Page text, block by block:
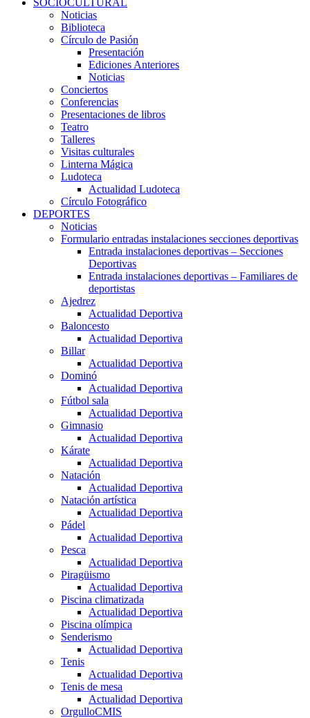
SOCIOCULTURAL
Noticias
Biblioteca
Círculo de Pasión
Presentación
Ediciones Anteriores
Noticias
Conciertos
Conferencias
Presentaciones de libros
Teatro
Talleres
Visitas culturales
Linterna Mágica
Ludoteca
Actualidad Ludoteca
Círculo Fotográfico
DEPORTES
Noticias
Formulario entradas instalaciones secciones deportivas
Entrada instalaciones deportivas – Secciones
Deportivas
Entrada instalaciones deportivas – Familiares de
deportistas
Ajedrez
Actualidad Deportiva
Baloncesto
Actualidad Deportiva
Billar
Actualidad Deportiva
Dominó
Actualidad Deportiva
Fútbol sala
Actualidad Deportiva
Gimnasio
Actualidad Deportiva
Kárate
Actualidad Deportiva
Natación
Actualidad Deportiva
Natación artística
Actualidad Deportiva
Pádel
Actualidad Deportiva
Pesca
Actualidad Deportiva
Piragüismo
Actualidad Deportiva
Piscina climatizada
Actualidad Deportiva
Piscina olímpica
Senderismo
Actualidad Deportiva
Tenis
Actualidad Deportiva
Tenis de mesa
Actualidad Deportiva
OrgulloCMIS